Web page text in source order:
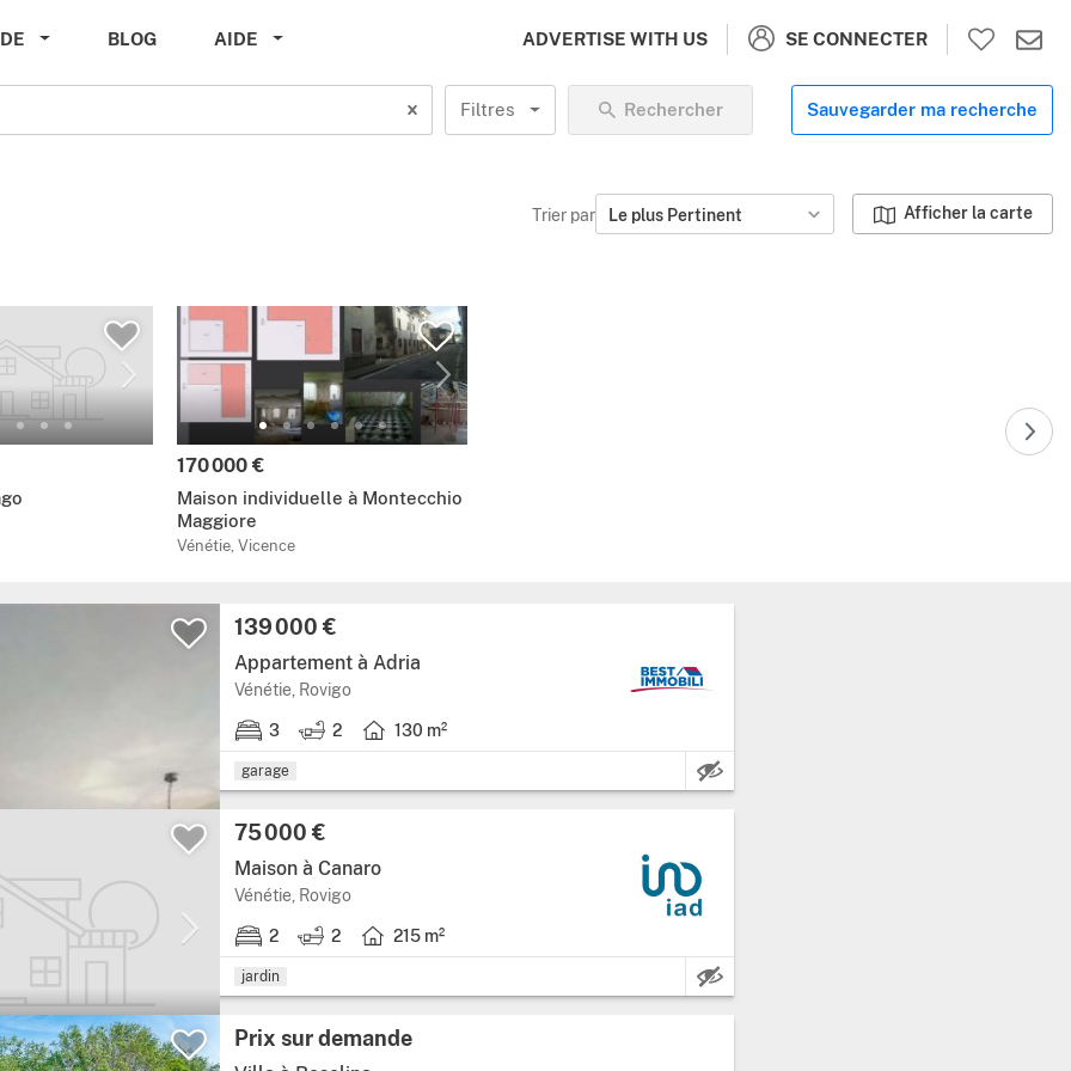
BLOG AIDE ADVERTISE WITH US SE CONNECTER
Filtres Rechercher Sauvegarder ma recherche
Trier par Le plus Pertinent Afficher la carte
170 000 €
Maison individuelle à Montecchio
Maggiore
Vénétie, Vicence
139 000 €
Appartement à Adria
Vénétie, Rovigo
3 2 130 m²
garage
75 000 €
Maison à Canaro
Vénétie, Rovigo
2 2 215 m²
jardin
Prix sur demande